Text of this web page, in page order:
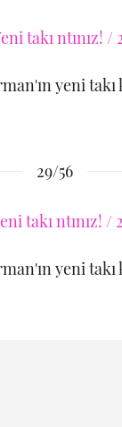
yeni
29/56
yeni